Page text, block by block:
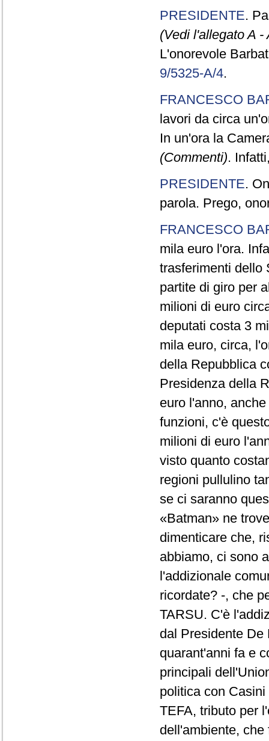
PRESIDENTE.
(Vedi l'allegato A
L'onorevole
9/5325-A/4.
FRANCESCO
lavori da circa
In un'ora la
(Commenti).
PRESIDENTE.
parola. Prego,
FRANCESCO
mila euro l'ora.
trasferimenti dello
partite di giro per
milioni di euro
deputati costa 3
mila euro, circa,
della Repubblica
Presidenza della
euro l'anno,
funzioni, c'è
milioni di euro
visto quanto
regioni pullulino
se ci saranno
«Batman» ne
dimenticare che,
abbiamo, ci sono
l'addizionale
ricordate? -, che
TARSU. C'è
dal Presidente De
quarant'anni fa e
principali
politica con
TEFA, tributo per
dell'ambiente,